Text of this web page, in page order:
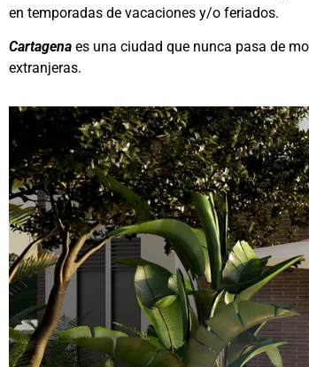
en temporadas de vacaciones y/o feriados.
Cartagena es una ciudad que nunca pasa de
extranjeras.